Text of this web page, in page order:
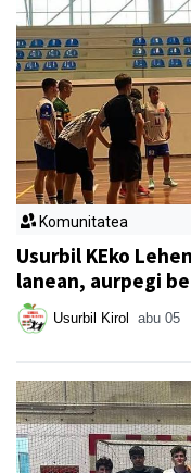
Komunitatea
Usurbil KEko
lanean, aurpegi
Usurbil Kirol abu 05